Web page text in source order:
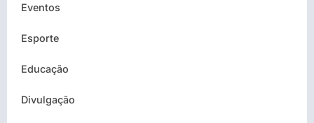
Eventos
Esporte
Educação
Divulgação